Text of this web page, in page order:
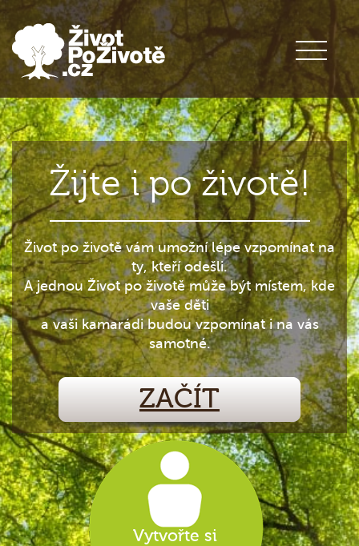
Žijte i po životě!
Život po životě vám umožní lépe vzpomínat na
ty, kteří odešli.
A jednou Život po životě může být místem, kde
vaše děti
a vaši kamarádi budou vzpomínat i na vás
samotné.
ZAČÍT
Vytvořte si